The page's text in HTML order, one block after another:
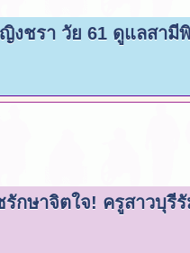
งชรา วัย 61 ดูแลสามี
รักษาจิตใจ! ครูสาวบุ